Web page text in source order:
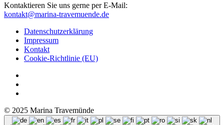
Kontaktieren Sie uns gerne per E-Mail:
kontakt@marina-travemuende.de
Datenschutzerklärung
Impressum
Kontakt
Cookie-Richtlinie (EU)
© 2025 Marina Travemünde